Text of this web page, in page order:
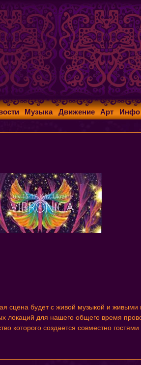
Музыка Движение Арт Инфо
сцена будет с живой музыкой и живыми
локаций для нашего общего время
которого создается совместно